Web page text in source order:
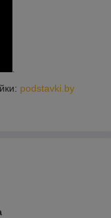
.
podstavki.by